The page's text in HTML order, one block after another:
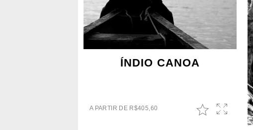
ÍNDIO CANOA
A PARTIR DE R$405,60